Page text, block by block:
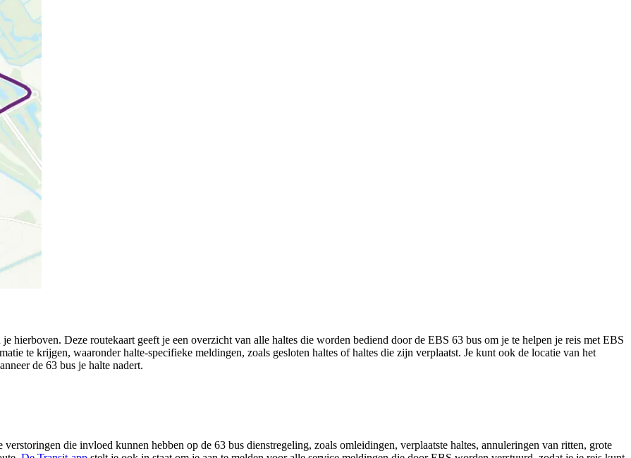
Deze routekaart geeft je een overzicht van alle haltes die worden bediend door de EBS 63 bus om je te helpen je reis met EBS
te krijgen, waaronder halte-specifieke meldingen, zoals gesloten haltes of haltes die zijn verplaatst. Je kunt ook de locatie van het
de 63 bus je halte nadert.
die invloed kunnen hebben op de 63 bus dienstregeling, zoals omleidingen, verplaatste haltes, annuleringen van ritten, grote